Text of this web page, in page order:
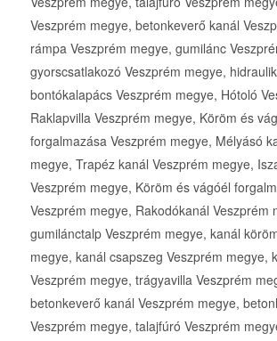
Veszprém megye, betonkeverő kanál
rámpa Veszprém megye, gumilánc
gyorscsatlakozó Veszprém megye,
bontókalapács Veszprém megye, Hótoló
Raklapvilla Veszprém megye, Köröm és
forgalmazása Veszprém megye, Mélyásó
megye, Trapéz kanál Veszprém megye,
Veszprém megye, Köröm és vágóél
Veszprém megye, Rakodókanál Veszprém
gumilánctalp Veszprém megye, kanál
megye, kanál csapszeg Veszprém megye,
Veszprém megye, trágyavilla Veszprém
betonkeverő kanál Veszprém megye,
Veszprém megye, talajfúró Veszprém